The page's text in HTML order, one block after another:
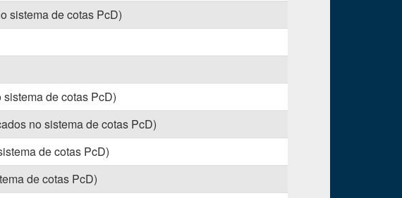
sistema de cotas PcD)
de cotas PcD)
no sistema de cotas PcD)
de cotas PcD)
de cotas PcD)